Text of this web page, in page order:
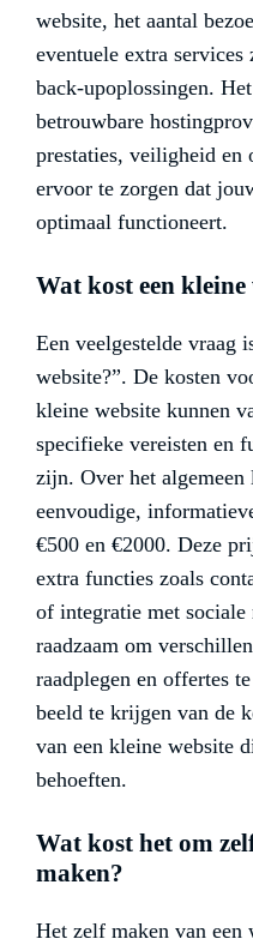
website, het aantal
eventuele extra
back-upoplossingen.
betrouwbare
prestaties, veiligheid en
ervoor te zorgen dat
optimaal functioneert.
Wat kost een kleine
Een veelgestelde vraag
website?”. De kosten
kleine website kunnen
specifieke vereisten en
zijn. Over het algemeen
eenvoudige,
€500 en €2000. Deze
extra functies zoals
of integratie met
raadzaam om
raadplegen en offertes
beeld te krijgen van de
van een kleine website
behoeften.
Wat kost het om
maken?
Het zelf maken van een